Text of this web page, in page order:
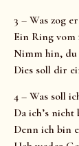
3 – Was zog
Ein Ring vom
Nimm hin, du
Dies soll dir
4 – Was soll
Da ich’s
Denn ich bin